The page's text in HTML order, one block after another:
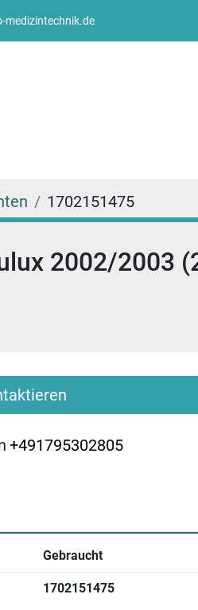
medizintechnik.de
1702151475
2002/2003
+491795302805
Gebraucht
1702151475